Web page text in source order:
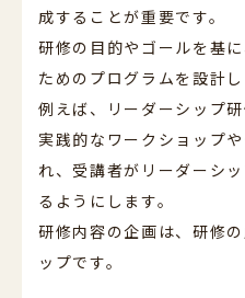
成することが重要です。
研修の目的やゴールを基
ためのプログラムを設計し
例えば、リーダーシップ
実践的なワークショップ
れ、受講者がリーダーシ
るようにします。
研修内容の企画は、研修
ップです。